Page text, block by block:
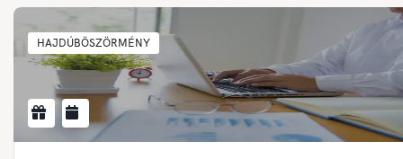
HAJDÚBÖSZÖRMÉNY